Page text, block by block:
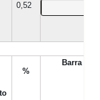
0,52
%
Barra %